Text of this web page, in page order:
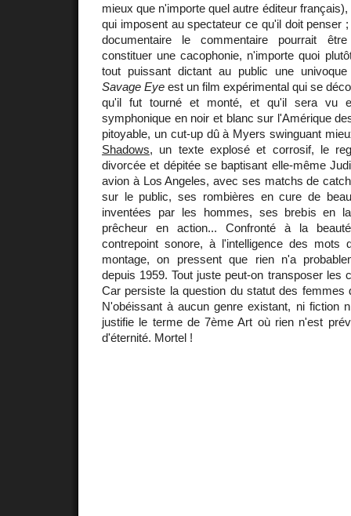
mieux que n'importe quel autre éditeur
qui imposent au spectateur ce qu'il doit penser
documentaire le commentaire pourrait
constituer une cacophonie, n'importe quoi
tout puissant dictant au public une
Savage Eye est un film expérimental qui se
qu'il fut tourné et monté, et qu'il sera vu
symphonique en noir et blanc sur l'Amérique
pitoyable, un cut-up dû à Myers swinguant
Shadows, un texte explosé et corrosif, le
divorcée et dépitée se baptisant elle-même
avion à Los Angeles, avec ses matchs de
sur le public, ses rombières en cure de
inventées par les hommes, ses brebis en
prêcheur en action... Confronté à la
contrepoint sonore, à l'intelligence des mots
montage, on pressent que rien n'a
depuis 1959. Tout juste peut-on transposer
Car persiste la question du statut des femmes
N'obéissant à aucun genre existant, ni fiction
justifie le terme de 7ème Art où rien n'est
d'éternité. Mortel !